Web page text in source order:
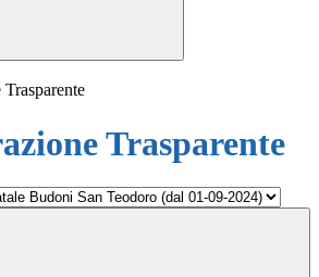
Trasparente